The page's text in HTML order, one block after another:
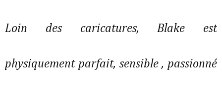
Loin des caricatures, Blake est
physiquement parfait, sensible , passionné